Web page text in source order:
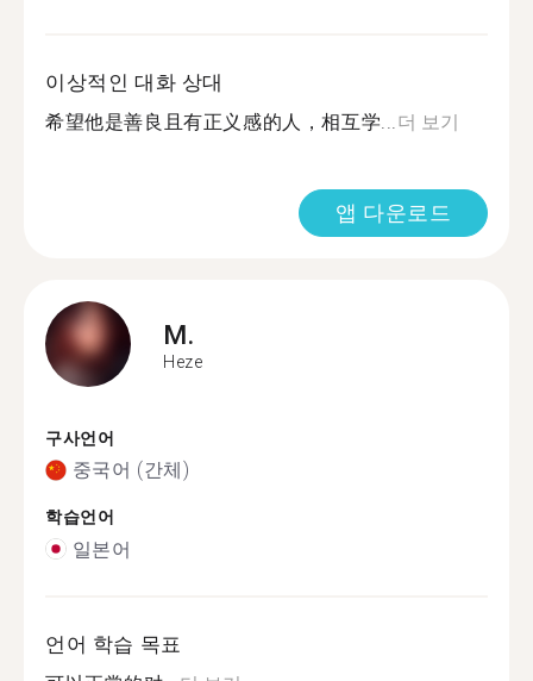
이상적인 대화 상대
希望他是善良且有正义感的人，相互学... 더 보기
앱 다운로드
M.
Heze
구사언어
중국어 (간체)
학습언어
일본어
언어 학습 목표